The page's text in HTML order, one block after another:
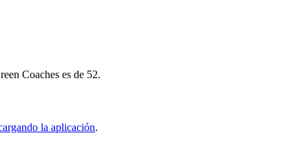
Coaches es de 52.
la aplicación.